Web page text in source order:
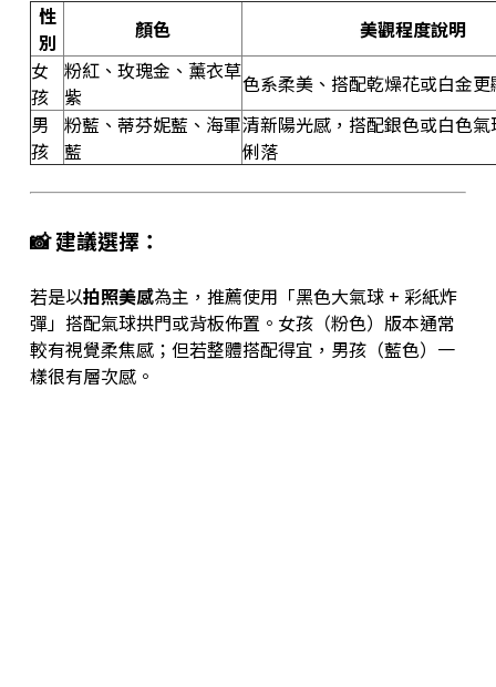
性
別
顏色
美觀程度說明
女
孩
粉紅、玫瑰金、薰衣草
紫
色系柔美、搭配乾燥花或白金更
男
孩
粉藍、蒂芬妮藍、海軍
藍
清新陽光感，搭配銀色或白色
俐落
📸 建議選擇：
若是以拍照美感為主，推薦使用「黑色大氣球 + 彩紙炸
彈」搭配氣球拱門或背板佈置。女孩（粉色）版本通常
較有視覺柔焦感；但若整體搭配得宜，男孩（藍色）一
樣很有層次感。